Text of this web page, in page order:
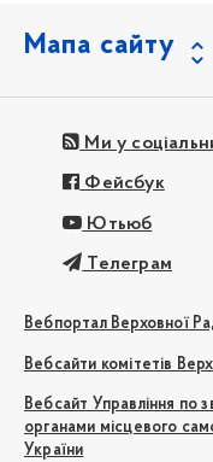
Мапа сайту
Ми у
Фейсбук
Ютьюб
Телеграм
Вебпортал Верховної
Вебсайти комітетів
Вебсайт Управління по
органами місцевого
України